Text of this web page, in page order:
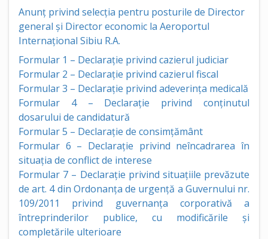
Anunț privind selecția pentru posturile de Director
general și Director economic la Aeroportul
Internațional Sibiu R.A.
Formular 1 – Declarație privind cazierul judiciar
Formular 2 – Declarație privind cazierul fiscal
Formular 3 – Declarație privind adeverința medicală
Formular 4 – Declarație privind conținutul
dosarului de candidatură
Formular 5 – Declarație de consimțământ
Formular 6 – Declarație privind neîncadrarea în
situația de conflict de interese
Formular 7 – Declarație privind situațiile prevăzute
de art. 4 din Ordonanța de urgență a Guvernului nr.
109/2011 privind guvernanța corporativă a
întreprinderilor publice, cu modificările și
completările ulterioare